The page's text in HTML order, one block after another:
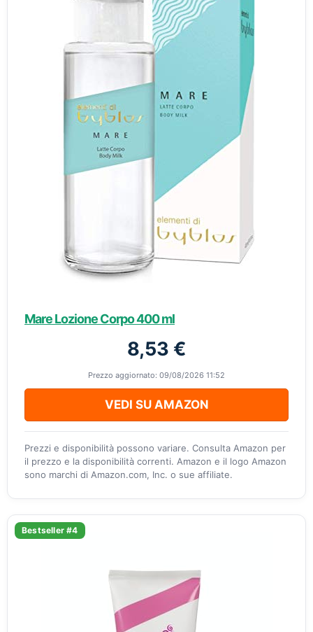
Mare Lozione Corpo 400 ml
8,53 €
Prezzo aggiornato: 09/08/2026 11:52
VEDI SU AMAZON
Prezzi e disponibilità possono variare. Consulta Amazon per
il prezzo e la disponibilità correnti. Amazon e il logo Amazon
sono marchi di Amazon.com, Inc. o sue affiliate.
Bestseller #4